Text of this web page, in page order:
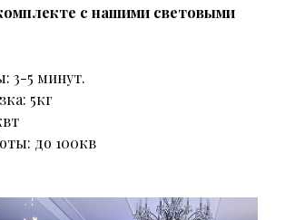
с нашими световыми
3-5 минут.
5кг
до 100кв